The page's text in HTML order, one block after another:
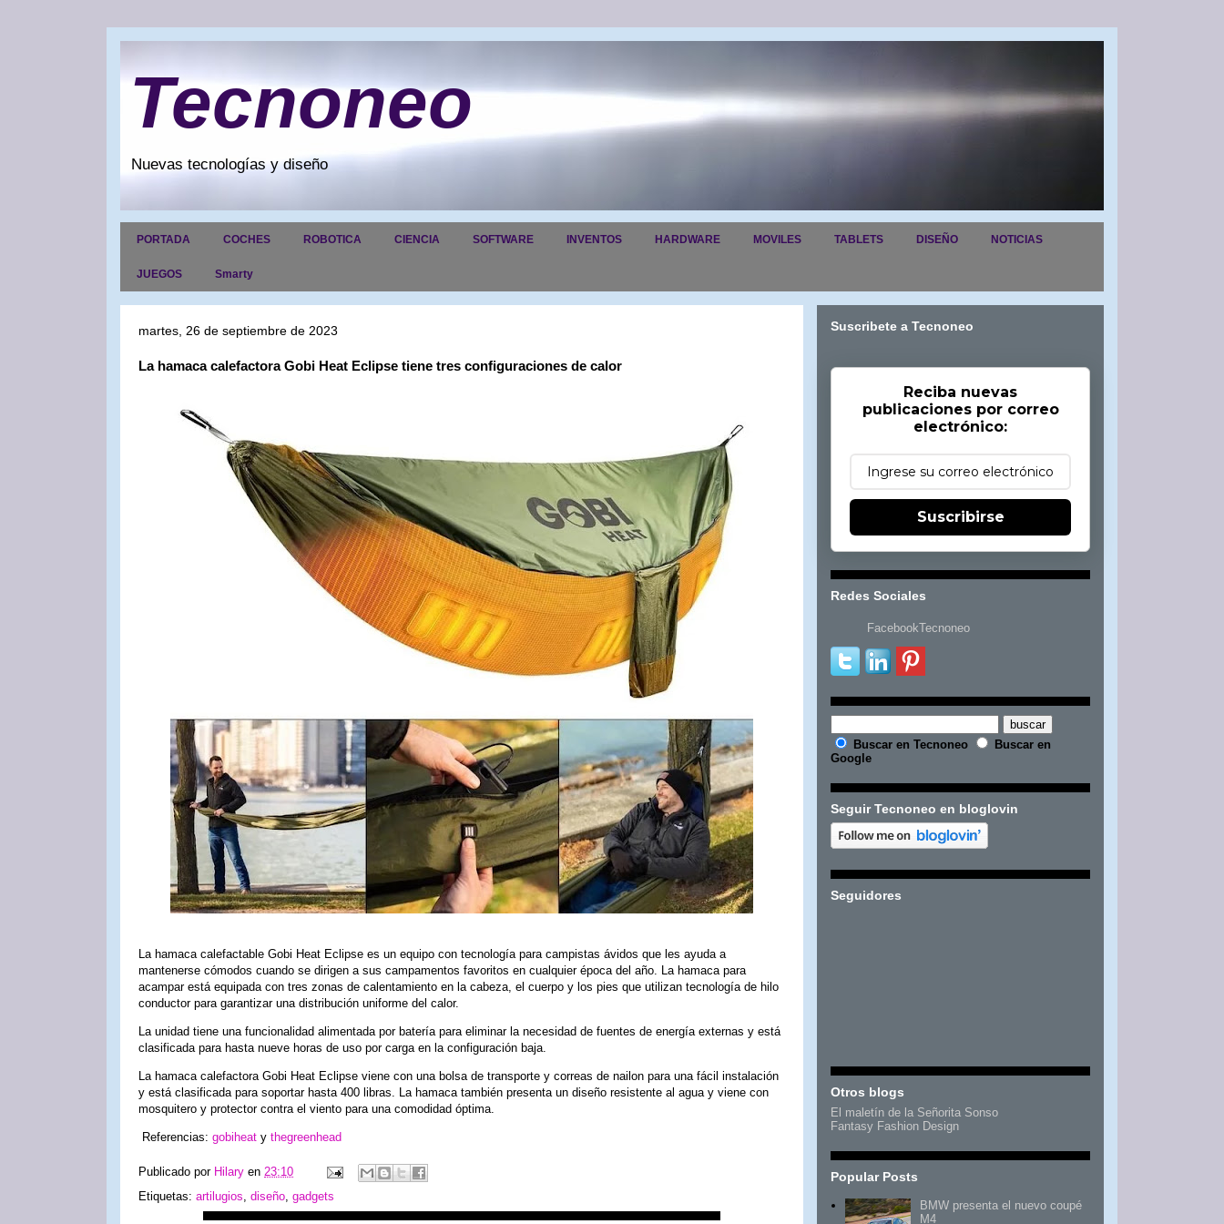
Tecnoneo
Nuevas tecnologías y diseño
PORTADA COCHES ROBOTICA CIENCIA SOFTWARE INVENTOS HARDWARE MOVILES TABLETS DISEÑO NOTICIAS
JUEGOS Smarty
martes, 26 de septiembre de 2023
La hamaca calefactora Gobi Heat Eclipse tiene tres configuraciones de calor
La hamaca calefactable Gobi Heat Eclipse es un equipo con tecnología para campistas ávidos que les ayuda a
mantenerse cómodos cuando se dirigen a sus campamentos favoritos en cualquier época del año. La hamaca para
acampar está equipada con tres zonas de calentamiento en la cabeza, el cuerpo y los pies que utilizan tecnología de hilo
conductor para garantizar una distribución uniforme del calor.
La unidad tiene una funcionalidad alimentada por batería para eliminar la necesidad de fuentes de energía externas y está
clasificada para hasta nueve horas de uso por carga en la configuración baja.
La hamaca calefactora Gobi Heat Eclipse viene con una bolsa de transporte y correas de nailon para una fácil instalación
y está clasificada para soportar hasta 400 libras. La hamaca también presenta un diseño resistente al agua y viene con
mosquitero y protector contra el viento para una comodidad óptima.
Referencias: gobiheat y thegreenhead
Publicado por Hilary en 23:10
Etiquetas: artilugios diseño gadgets
Suscribete a Tecnoneo
Reciba nuevas
publicaciones por correo
electrónico:
Suscribirse
Redes Sociales
FacebookTecnoneo
Buscar en Tecnoneo
Buscar en
Google
Seguir Tecnoneo en bloglovin
Seguidores
Otros blogs
El maletín de la Señorita Sonso
Fantasy Fashion Design
Popular Posts
BMW presenta el nuevo coupé
M4